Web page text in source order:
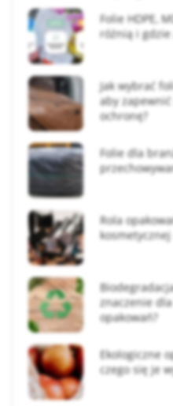
Folie HDPE,
różnią i
Jak wybrać
aby
ochronę?
Folie dla
Rola
znaczenie
opakowań?
Ekologiczne
czego się je